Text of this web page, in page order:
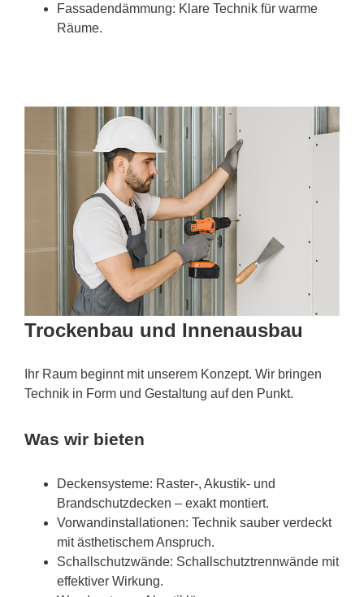
Fassadendämmung: Klare Technik für warme
Räume.
Trockenbau und Innenausbau
Ihr Raum beginnt mit unserem Konzept. Wir bringen
Technik in Form und Gestaltung auf den Punkt.
Was wir bieten
Deckensysteme: Raster-, Akustik- und
Brandschutzdecken – exakt montiert.
Vorwandinstallationen: Technik sauber verdeckt
mit ästhetischem Anspruch.
Schallschutzwände: Schallschutztrennwände mit
effektiver Wirkung.